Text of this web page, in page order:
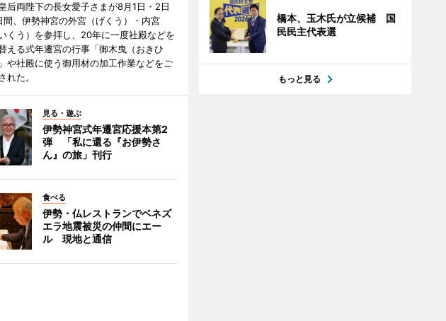
后両陛下の長女愛子さまが8月1日・2日
間、伊勢神宮の外宮（げくう）・内宮
いくう）を参拝し、20年に一度社殿などを
える式年遷宮の行事「御木曳（おきひ
や社殿に使う御用材の加工作業などをご
れた。
見る・遊ぶ
伊勢神宮式年遷宮応援本第2
弾 「私に還る『お伊勢さ
ん』の旅」刊行
食べる
伊勢・仏レストランでベネズ
エラ地震被災の仲間にエー
ル 現地と通信
橋本、玉木氏が立候補 国
民民主代表選
もっと見る